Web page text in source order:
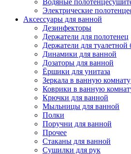
Водяные
Электрические
Аксессуары для ванной
Дезинфекторы
Держатели для полотенец
Держатели для туалетной
Динамики для ванной
Дозаторы для ванной
Ёршики для унитаза
Зеркала в ванную комнату
Коврики в ванную
Крючки для ванной
Мыльницы для ванной
Полки
Поручни для ванной
Прочее
Стаканы для ванной
Сушилки для рук